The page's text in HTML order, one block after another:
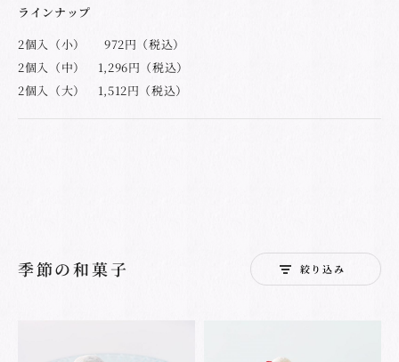
ラインナップ
2個入（小） 972円（税込）
2個入（中） 1,296円（税込）
2個入（大） 1,512円（税込）
季節の和菓子 絞り込み